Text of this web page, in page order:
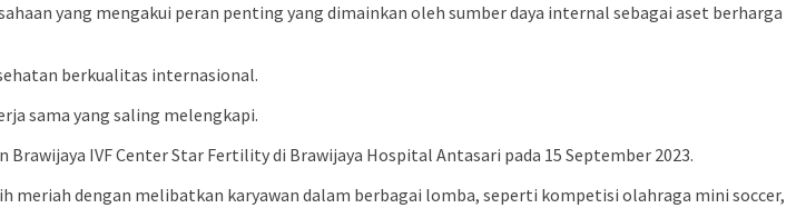
yang mengakui peran penting yang dimainkan oleh sumber daya internal sebagai aset berharga
berkualitas internasional.
sama yang saling melengkapi.
IVF Center Star Fertility di Brawijaya Hospital Antasari pada 15 September 2023.
meriah dengan melibatkan karyawan dalam berbagai lomba, seperti kompetisi olahraga mini soccer,